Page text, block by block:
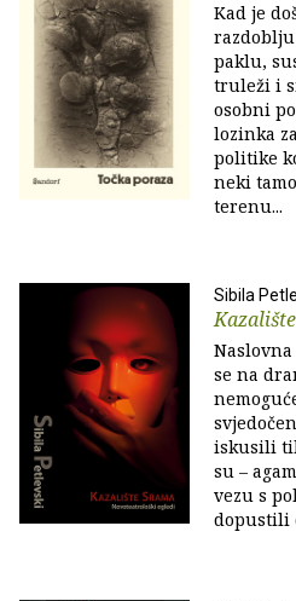
Kad je
paklu,
truleži i
osobni
lozinka
politike
neki
terenu...
Sibila
se na
iskusili
su –
vezu s
dopustili